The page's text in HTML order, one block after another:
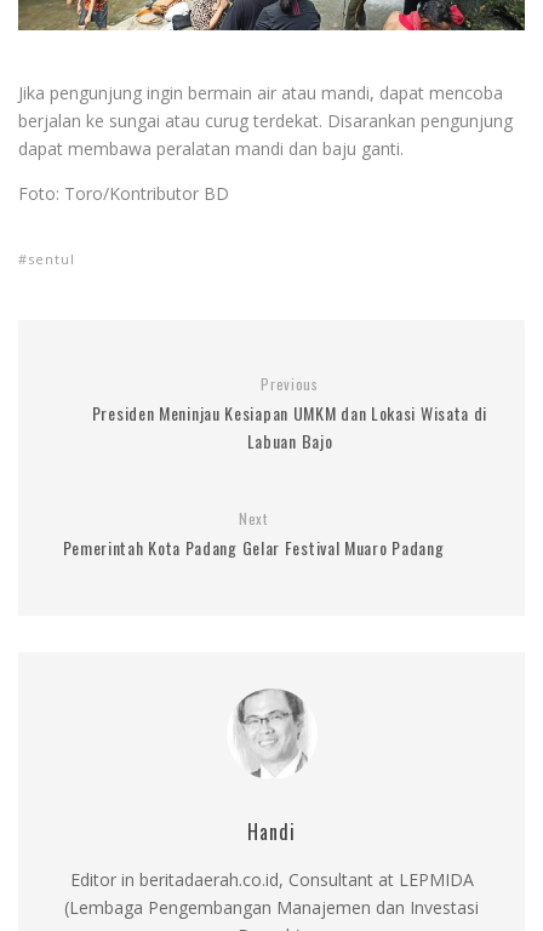
Jika pengunjung ingin bermain air atau mandi, dapat mencoba
berjalan ke sungai atau curug terdekat. Disarankan pengunjung
dapat membawa peralatan mandi dan baju ganti.
Foto: Toro/Kontributor BD
sentul
Previous
Presiden Meninjau Kesiapan UMKM dan Lokasi Wisata di
Labuan Bajo
Next
Pemerintah Kota Padang Gelar Festival Muaro Padang
Handi
Editor in beritadaerah.co.id, Consultant at LEPMIDA
(Lembaga Pengembangan Manajemen dan Investasi